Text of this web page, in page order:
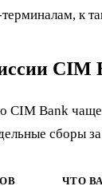
к
CIM
CIM Bank
сборы
ЧТО